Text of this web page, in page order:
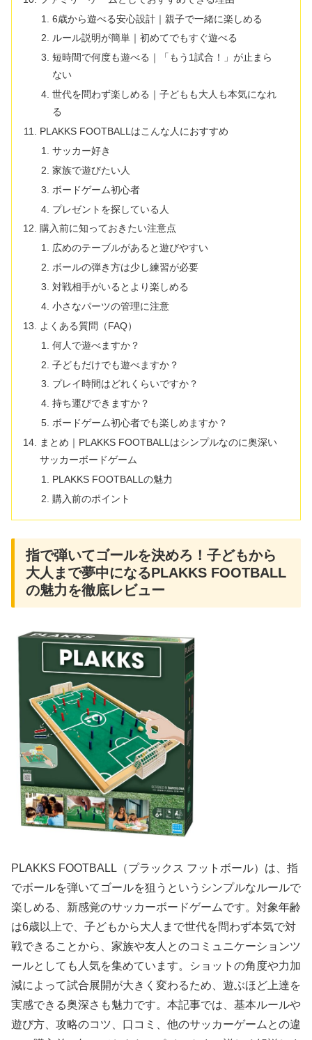
6歳から遊べる安心設計｜親子で一緒に楽しめる
ルール説明が簡単｜初めてでもすぐ遊べる
短時間で何度も遊べる｜「もう1試合！」が止まら
ない
世代を問わず楽しめる｜子どもも大人も本気になれ
る
PLAKKS FOOTBALLはこんな人におすすめ
サッカー好き
家族で遊びたい人
ボードゲーム初心者
プレゼントを探している人
購入前に知っておきたい注意点
広めのテーブルがあると遊びやすい
ボールの弾き方は少し練習が必要
対戦相手がいるとより楽しめる
小さなパーツの管理に注意
よくある質問（FAQ）
何人で遊べますか？
子どもだけでも遊べますか？
プレイ時間はどれくらいですか？
持ち運びできますか？
ボードゲーム初心者でも楽しめますか？
まとめ｜PLAKKS FOOTBALLはシンプルなのに奥深い
サッカーボードゲーム
PLAKKS FOOTBALLの魅力
購入前のポイント
指で弾いてゴールを決めろ！子どもから
大人まで夢中になるPLAKKS FOOTBALL
の魅力を徹底レビュー
PLAKKS FOOTBALL（プラックス フットボール）は、指
でボールを弾いてゴールを狙うというシンプルなルールで
楽しめる、新感覚のサッカーボードゲームです。対象年齢
は6歳以上で、子どもから大人まで世代を問わず本気で対
戦できることから、家族や友人とのコミュニケーションツ
ールとしても人気を集めています。ショットの角度や力加
減によって試合展開が大きく変わるため、遊ぶほど上達を
実感できる奥深さも魅力です。本記事では、基本ルールや
遊び方、攻略のコツ、口コミ、他のサッカーゲームとの違